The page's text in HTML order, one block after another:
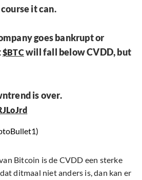
it can.
goes bankrupt or
$BTCwill fall below CVDD, but
is over.
Bitcoin is de CVDD een sterke
ditmaal niet anders is, dan kan er